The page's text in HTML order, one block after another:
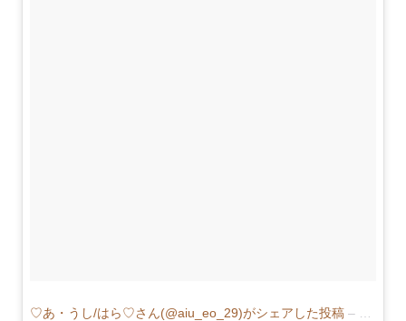
♡あ・うし/はら♡さん(@aiu_eo_29)がシェアした投稿–